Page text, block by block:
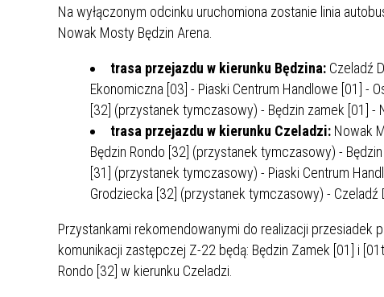
WZMOCNIENIE PROCESU
SPRAWIEDLIWEJ TRANSFORMACJI
KONKURS FOTOGRAFICZNY
„METROPOLIA. PRZEZ PRYZMAT
WODY”
URZĄD
ZAKRESU
WAŻNA INFORMACJA - DOT.
PRZEPROWADZENIA OCENY
RYZYKA WEWNĘTRZNEGO
SYSTEMU WODOCIĄGOWEGO
Na wyłączonym odcinku uruchomiona zostanie linia
Nowak Mosty Będzin Arena.
trasa przejazdu w kierunku Będzina: Czeladź
Ekonomiczna [03] - Piaski Centrum Handlowe [01] -
[32] (przystanek tymczasowy) - Będzin zamek [01] -
trasa przejazdu w kierunku Czeladzi: Nowak
Będzin Rondo [32] (przystanek tymczasowy) -
[31] (przystanek tymczasowy) - Piaski Centrum
Grodziecka [32] (przystanek tymczasowy) - Czeladź
Przystankami rekomendowanymi do realizacji przesiadek
komunikacji zastępczej Z-22 będą: Będzin Zamek [01] i
Rondo [32] w kierunku Czeladzi.